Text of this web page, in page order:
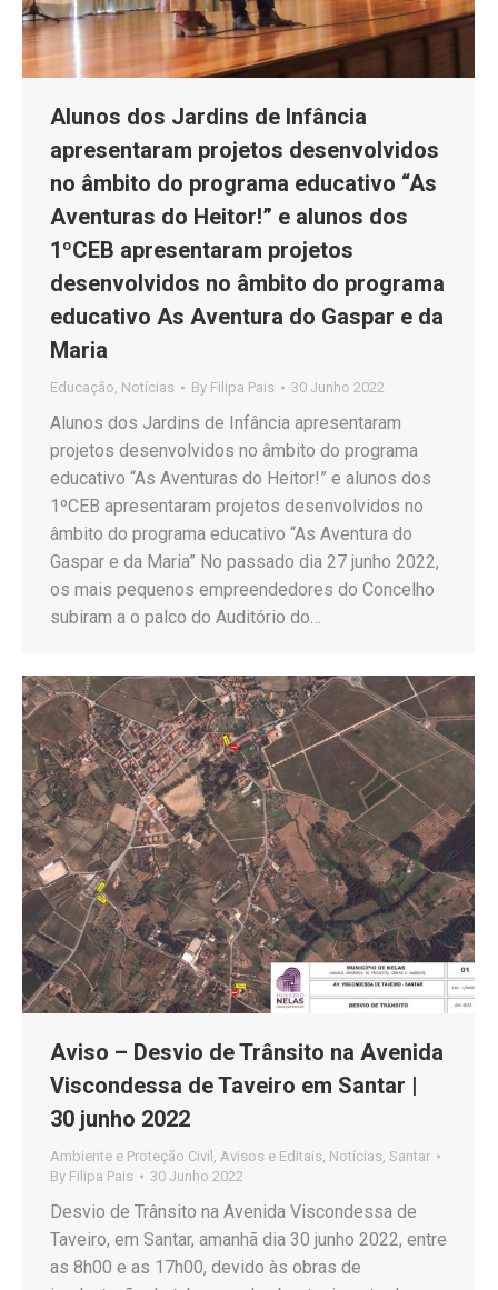
Alunos dos Jardins de Infância
apresentaram projetos desenvolvidos
no âmbito do programa educativo “As
Aventuras do Heitor!” e alunos dos
1ºCEB apresentaram projetos
desenvolvidos no âmbito do programa
educativo As Aventura do Gaspar e da
Maria
Educação Notícias By Filipa Pais 30 Junho 2022
Alunos dos Jardins de Infância apresentaram
projetos desenvolvidos no âmbito do programa
educativo “As Aventuras do Heitor!” e alunos dos
1ºCEB apresentaram projetos desenvolvidos no
âmbito do programa educativo “As Aventura do
Gaspar e da Maria” No passado dia 27 junho 2022,
os mais pequenos empreendedores do Concelho
subiram a o palco do Auditório do…
Aviso – Desvio de Trânsito na Avenida
Viscondessa de Taveiro em Santar |
30 junho 2022
Ambiente e Proteção Civil Avisos e Editais Notícias Santar
By Filipa Pais 30 Junho 2022
Desvio de Trânsito na Avenida Viscondessa de
Taveiro, em Santar, amanhã dia 30 junho 2022, entre
as 8h00 e as 17h00, devido às obras de